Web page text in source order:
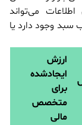
می‌تواند
سبد وجود دارد یا
ارزش
ایجادشده
برای
متخصص
مالی